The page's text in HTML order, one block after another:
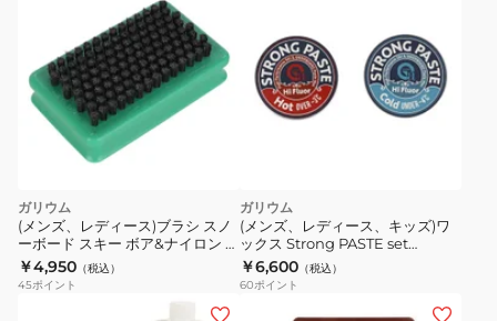
イ
ロ
ガリウム
(メンズ、レディース)ブラシ スノ
ーボード スキー ボア&ナイロン ミ
ックスブラシ TU0207 メンテナン
ス
￥4,950 （税込）
45ポイント
ガリウム
(メンズ、レディース、キッズ)ワ
ックス Strong PASTE set
SW2189
￥6,600 （税込）
60ポイント